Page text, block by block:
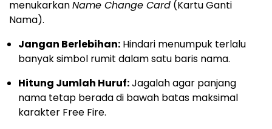
menukarkanName Change Card (Kartu Ganti
Nama).
Jangan Berlebihan: Hindari menumpuk terlalu
banyak simbol rumit dalam satu baris nama.
Hitung Jumlah Huruf:Jagalah agar panjang
nama tetap berada di bawah batas maksimal
karakter Free Fire.